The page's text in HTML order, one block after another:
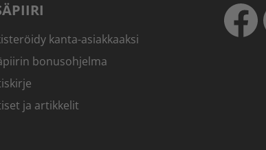
kanta-asiakkaaksi
bonusohjelma
ja artikkelit